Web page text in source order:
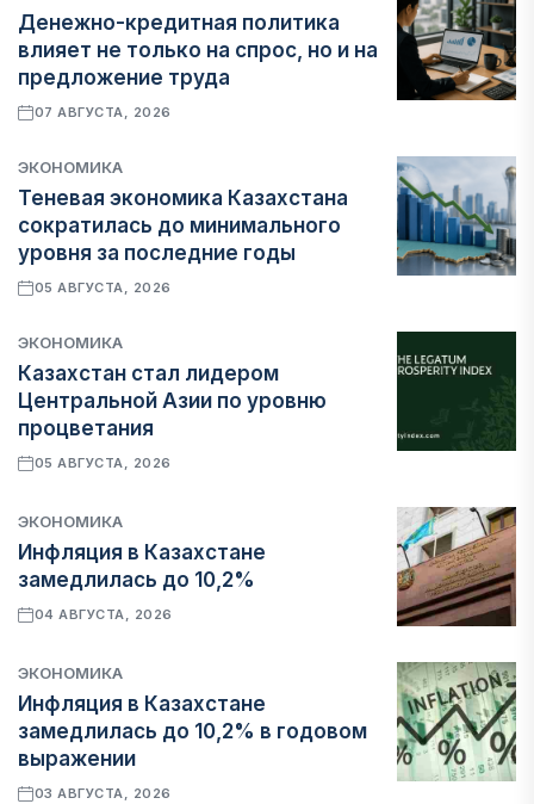
Денежно-кредитная политика
влияет не только на спрос, но и на
предложение труда
07 АВГУСТА, 2026
ЭКОНОМИКА
Теневая экономика Казахстана
сократилась до минимального
уровня за последние годы
05 АВГУСТА, 2026
ЭКОНОМИКА
Казахстан стал лидером
Центральной Азии по уровню
процветания
05 АВГУСТА, 2026
ЭКОНОМИКА
Инфляция в Казахстане
замедлилась до 10,2%
04 АВГУСТА, 2026
ЭКОНОМИКА
Инфляция в Казахстане
замедлилась до 10,2% в годовом
выражении
03 АВГУСТА, 2026